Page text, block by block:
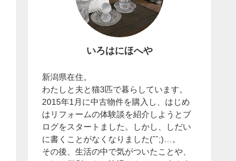
いろはにほへや
新潟県在住。
わたしと夫と猫3匹で暮らしています。
2015年1月に中古物件を購入し、はじめ
はリフォームの体験談を紹介しようとブ
ログをスタートました。しかし、しだい
に書くことがなくなりました(ˆˆ;)…。
その後、生活の中で気がついたことや、